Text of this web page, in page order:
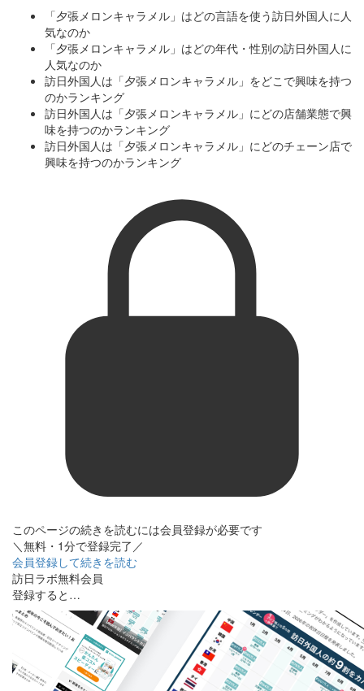
「夕張メロンキャラメル」はどの言語を使う訪日外国人に人
気なのか
「夕張メロンキャラメル」はどの年代・性別の訪日外国人に
人気なのか
訪日外国人は「夕張メロンキャラメル」をどこで興味を持つ
のかランキング
訪日外国人は「夕張メロンキャラメル」にどの店舗業態で興
味を持つのかランキング
訪日外国人は「夕張メロンキャラメル」にどのチェーン店で
興味を持つのかランキング
このページの続きを読むには会員登録が必要です
＼無料・1分で登録完了／
会員登録して続きを読む
訪日ラボ無料会員
登録すると…